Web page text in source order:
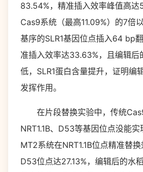
83.54%，精准插入效率峰值高达
Cas9系统（最高11.09%）的7倍
基序的SLR1基因位点插入64 bp
准插入效率达33.63%，且编辑后
低，SLR1蛋白含量提升，证明编
发挥作用。
在片段替换实验中，传统
NRT1.1B、D53等基因位点没能
MT2系统在NRT1.1B位点精准替
D53位点达27.13%，编辑后的水